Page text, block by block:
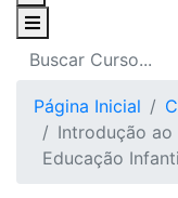
Página Inicial
Introdução ao
Educação